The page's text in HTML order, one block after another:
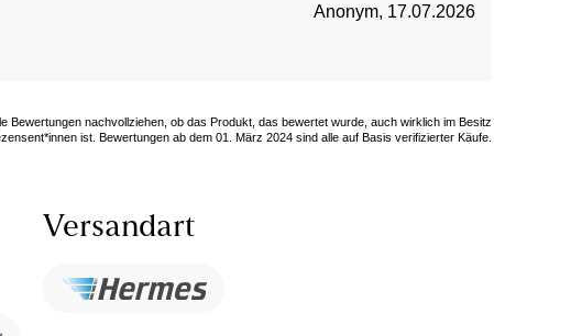
Anonym, 17.07.2026
Bewertungen nachvollziehen, ob das Produkt, das bewertet wurde, auch wirklich im Besitz
ist. Bewertungen ab dem 01. März 2024 sind alle auf Basis verifizierter Käufe.
Versandart